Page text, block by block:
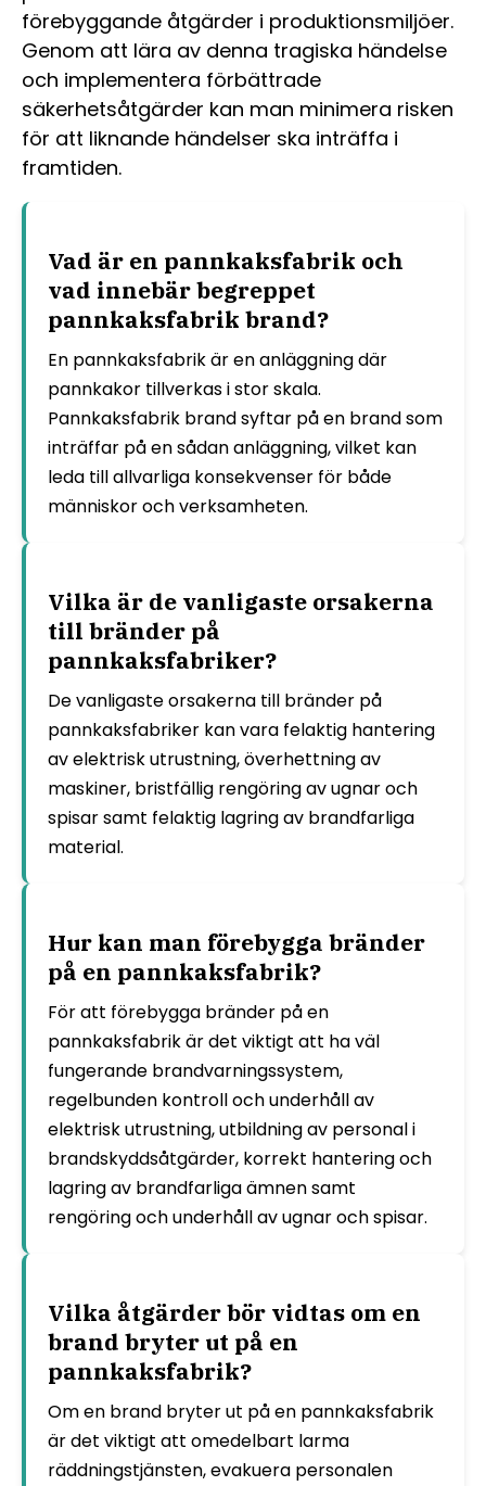
förebyggande åtgärder i produktionsmiljöer.
Genom att lära av denna tragiska händelse
och implementera förbättrade
säkerhetsåtgärder kan man minimera risken
för att liknande händelser ska inträffa i
framtiden.
Vad är en pannkaksfabrik och
vad innebär begreppet
pannkaksfabrik brand?
En pannkaksfabrik är en anläggning där
pannkakor tillverkas i stor skala.
Pannkaksfabrik brand syftar på en brand som
inträffar på en sådan anläggning, vilket kan
leda till allvarliga konsekvenser för både
människor och verksamheten.
Vilka är de vanligaste orsakerna
till bränder på
pannkaksfabriker?
De vanligaste orsakerna till bränder på
pannkaksfabriker kan vara felaktig hantering
av elektrisk utrustning, överhettning av
maskiner, bristfällig rengöring av ugnar och
spisar samt felaktig lagring av brandfarliga
material.
Hur kan man förebygga bränder
på en pannkaksfabrik?
För att förebygga bränder på en
pannkaksfabrik är det viktigt att ha väl
fungerande brandvarningssystem,
regelbunden kontroll och underhåll av
elektrisk utrustning, utbildning av personal i
brandskyddsåtgärder, korrekt hantering och
lagring av brandfarliga ämnen samt
rengöring och underhåll av ugnar och spisar.
Vilka åtgärder bör vidtas om en
brand bryter ut på en
pannkaksfabrik?
Om en brand bryter ut på en pannkaksfabrik
är det viktigt att omedelbart larma
räddningstjänsten, evakuera personalen